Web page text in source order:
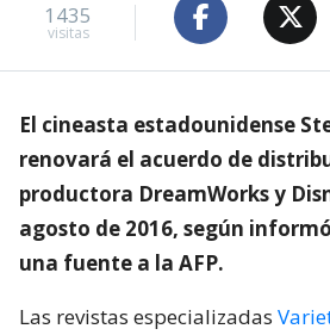
1435
visitas
El cineasta estadounidense
renovará el acuerdo de
productora DreamWorks y
agosto de 2016, según
una fuente a la AFP.
Las revistas especializadas